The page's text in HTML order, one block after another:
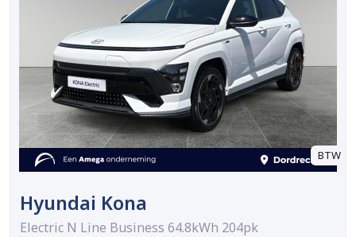
BTW
Hyundai Kona
Electric N Line Business 64.8kWh 204pk